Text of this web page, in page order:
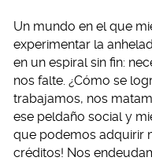
Un mundo en el que
experimentar la
en un espiral sin fin:
nos falte. ¿Cómo se
trabajamos, nos
ese peldaño social y
que podemos adquirir
créditos! Nos